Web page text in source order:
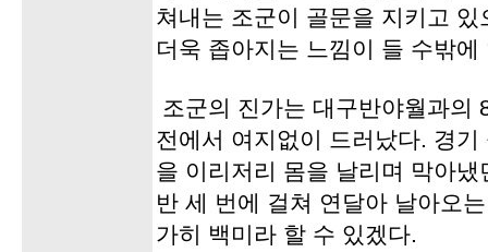
쳐내는 조군이 골문을 지키고
더욱 좁아지는 느낌이 들 수밖에
조군의 진가는 대구반야월과의
전에서 여지없이 드러났다. 경
을 이리저리 몸을 날리며 막아
반 세 번에 걸쳐 연달아 날아오
가히 백미라 할 수 있겠다.